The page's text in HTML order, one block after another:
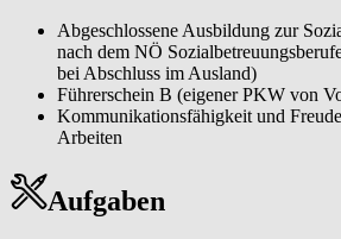
Abgeschlossene Ausbildung zur
nach dem NÖ
bei Abschluss im Ausland)
Führerschein B (eigener PKW von
Kommunikationsfähigkeit und
Arbeiten
Aufgaben